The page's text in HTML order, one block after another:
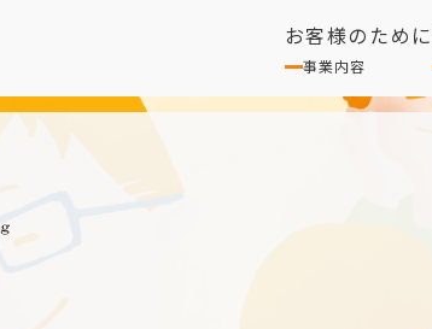
お客様のために
事業内容